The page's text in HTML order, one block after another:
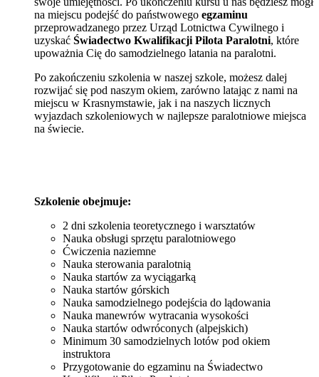
na miejscu podejść do państwowego egzaminu
przeprowadzanego przez Urząd Lotnictwa Cywilnego i
uzyskać Świadectwo Kwalifikacji Pilota Paralotni, które
upoważnia Cię do samodzielnego latania na paralotni.
Po zakończeniu szkolenia w naszej szkole, możesz dalej
rozwijać się pod naszym okiem, zarówno latając z nami na
miejscu w Krasnymstawie, jak i na naszych licznych
wyjazdach szkoleniowych w najlepsze paralotniowe miejsca
na świecie.
Szkolenie obejmuje:
2 dni szkolenia teoretycznego i warsztatów
Nauka obsługi sprzętu paralotniowego
Ćwiczenia naziemne
Nauka sterowania paralotnią
Nauka startów za wyciągarką
Nauka startów górskich
Nauka samodzielnego podejścia do lądowania
Nauka manewrów wytracania wysokości
Nauka startów odwróconych (alpejskich)
Minimum 30 samodzielnych lotów pod okiem
instruktora
Przygotowanie do egzaminu na Świadectwo